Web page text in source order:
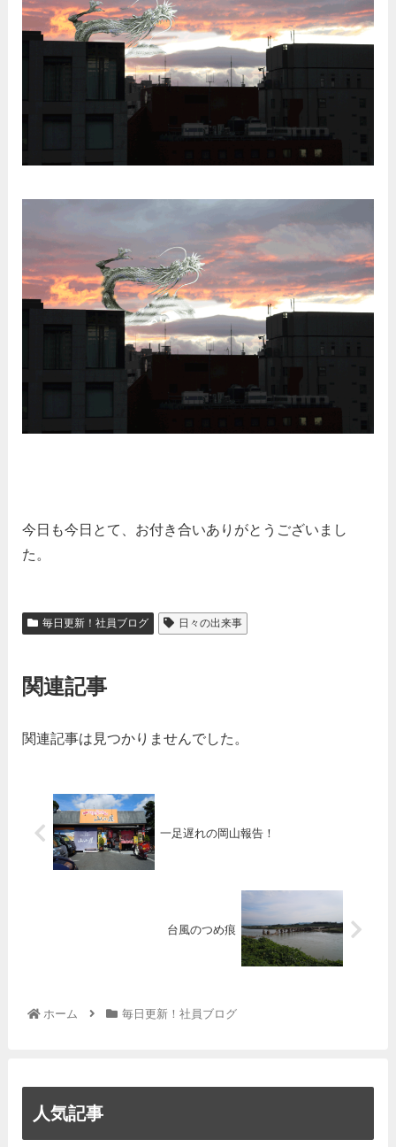
今日も今日とて、お付き合いありがとうございまし
た。
毎日更新！社員ブログ 日々の出来事
関連記事
関連記事は見つかりませんでした。
一足遅れの岡山報告！
台風のつめ痕
ホーム 毎日更新！社員ブログ
人気記事